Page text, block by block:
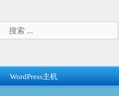
：
WordPress主机